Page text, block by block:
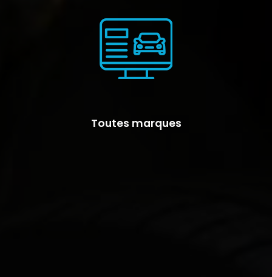
Toutes marques